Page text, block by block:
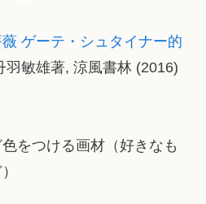
ゲーテ・シュタイナー的
羽敏雄著, 涼風書林 (2016)
をつける画材（好きなも